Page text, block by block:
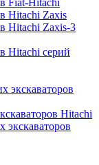
Fiat-Hitachi
Hitachi Zaxis
Hitachi Zaxis-3
Hitachi серий
экскаваторов
Hitachi
экскаваторов